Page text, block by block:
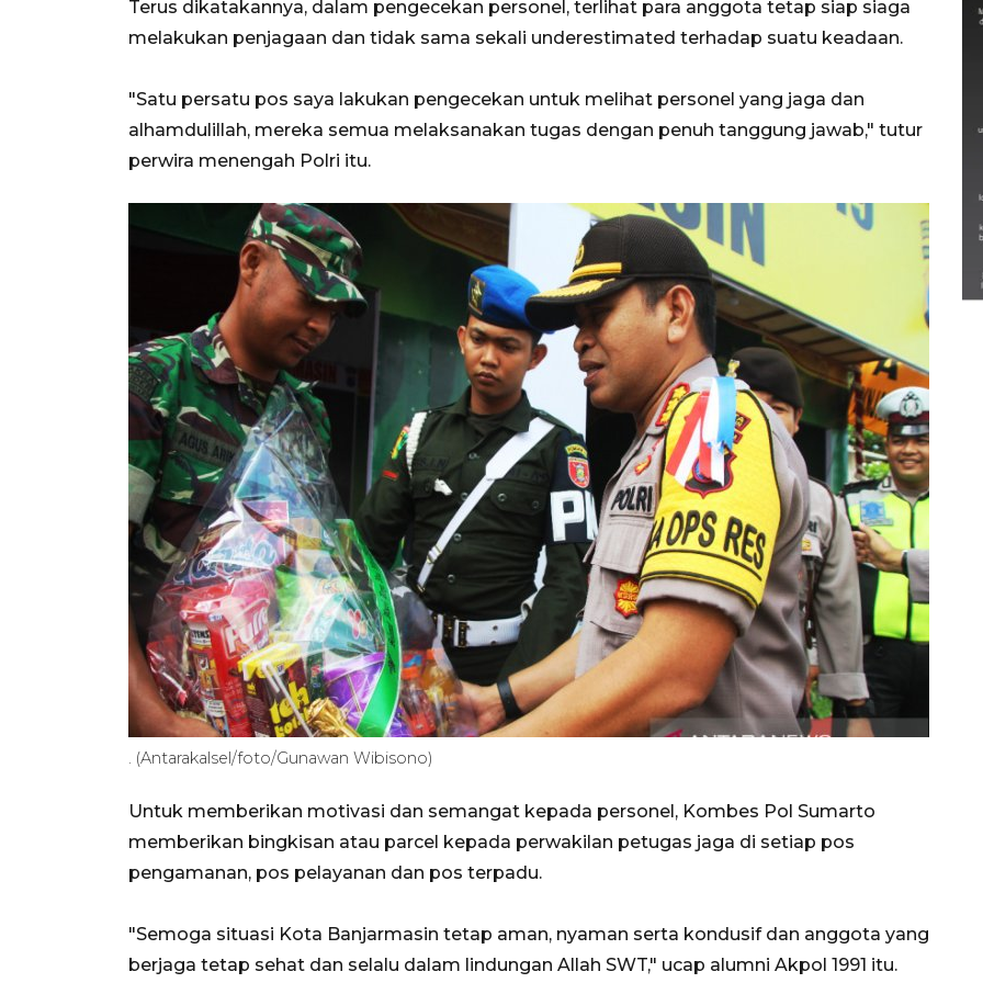
Terus dikatakannya, dalam pengecekan personel, terlihat para anggota tetap siap siaga
melakukan penjagaan dan tidak sama sekali underestimated terhadap suatu keadaan.
"Satu persatu pos saya lakukan pengecekan untuk melihat personel yang jaga dan
alhamdulillah, mereka semua melaksanakan tugas dengan penuh tanggung jawab," tutur
perwira menengah Polri itu.
. (Antarakalsel/foto/Gunawan Wibisono)
Untuk memberikan motivasi dan semangat kepada personel, Kombes Pol Sumarto
memberikan bingkisan atau parcel kepada perwakilan petugas jaga di setiap pos
pengamanan, pos pelayanan dan pos terpadu.
"Semoga situasi Kota Banjarmasin tetap aman, nyaman serta kondusif dan anggota yang
berjaga tetap sehat dan selalu dalam lindungan Allah SWT," ucap alumni Akpol 1991 itu.
Semarak Lebaran Ketupat di
berbagai daerah
28 Maret 2026